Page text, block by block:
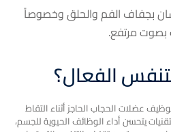
بجفاف الفم والحلق وخصوصاً
بصوت مرتفع.
الفعال؟
عضلات الحجاب الحاجز أثناء التقاط
يتحسن أداء الوظائف الحيوية للجسم،